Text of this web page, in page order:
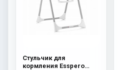
Стульчик для
кормления Esspero